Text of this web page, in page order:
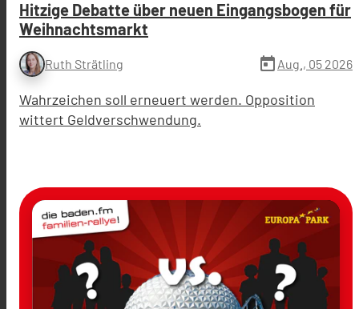
Hitzige Debatte über neuen Eingangsbogen für
Weihnachtsmarkt
Ruth Strätling today Aug., 05 2026
Wahrzeichen soll erneuert werden. Opposition
wittert Geldverschwendung.